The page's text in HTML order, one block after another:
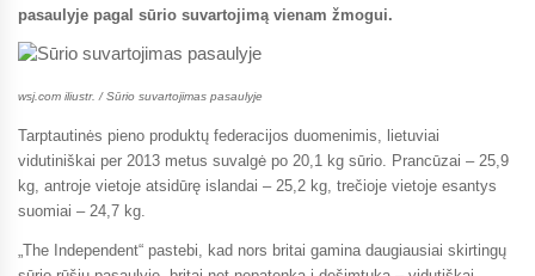
pasaulyje pagal sūrio suvartojimą vienam žmogui.
wsj.com iliustr. / Sūrio suvartojimas pasaulyje
Tarptautinės pieno produktų federacijos duomenimis, lietuviai
vidutiniškai per 2013 metus suvalgė po 20,1 kg sūrio. Prancūzai – 25,9
kg, antroje vietoje atsidūrę islandai – 25,2 kg, trečioje vietoje esantys
suomiai – 24,7 kg.
„The Independent“ pastebi, kad nors britai gamina daugiausiai skirtingų